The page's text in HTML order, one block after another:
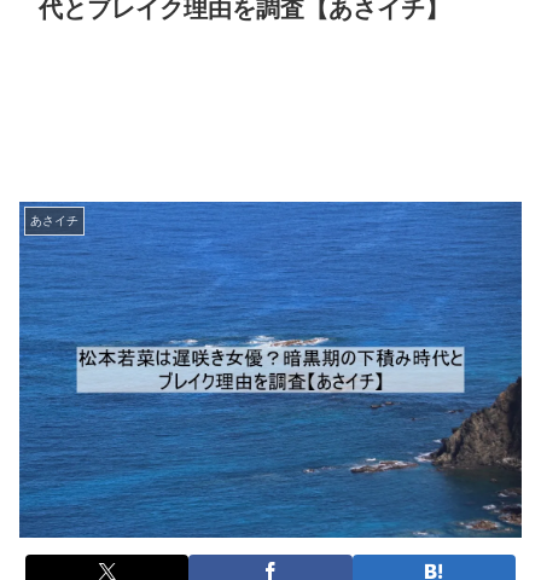
代とブレイク理由を調査【あさイチ】
あさイチ